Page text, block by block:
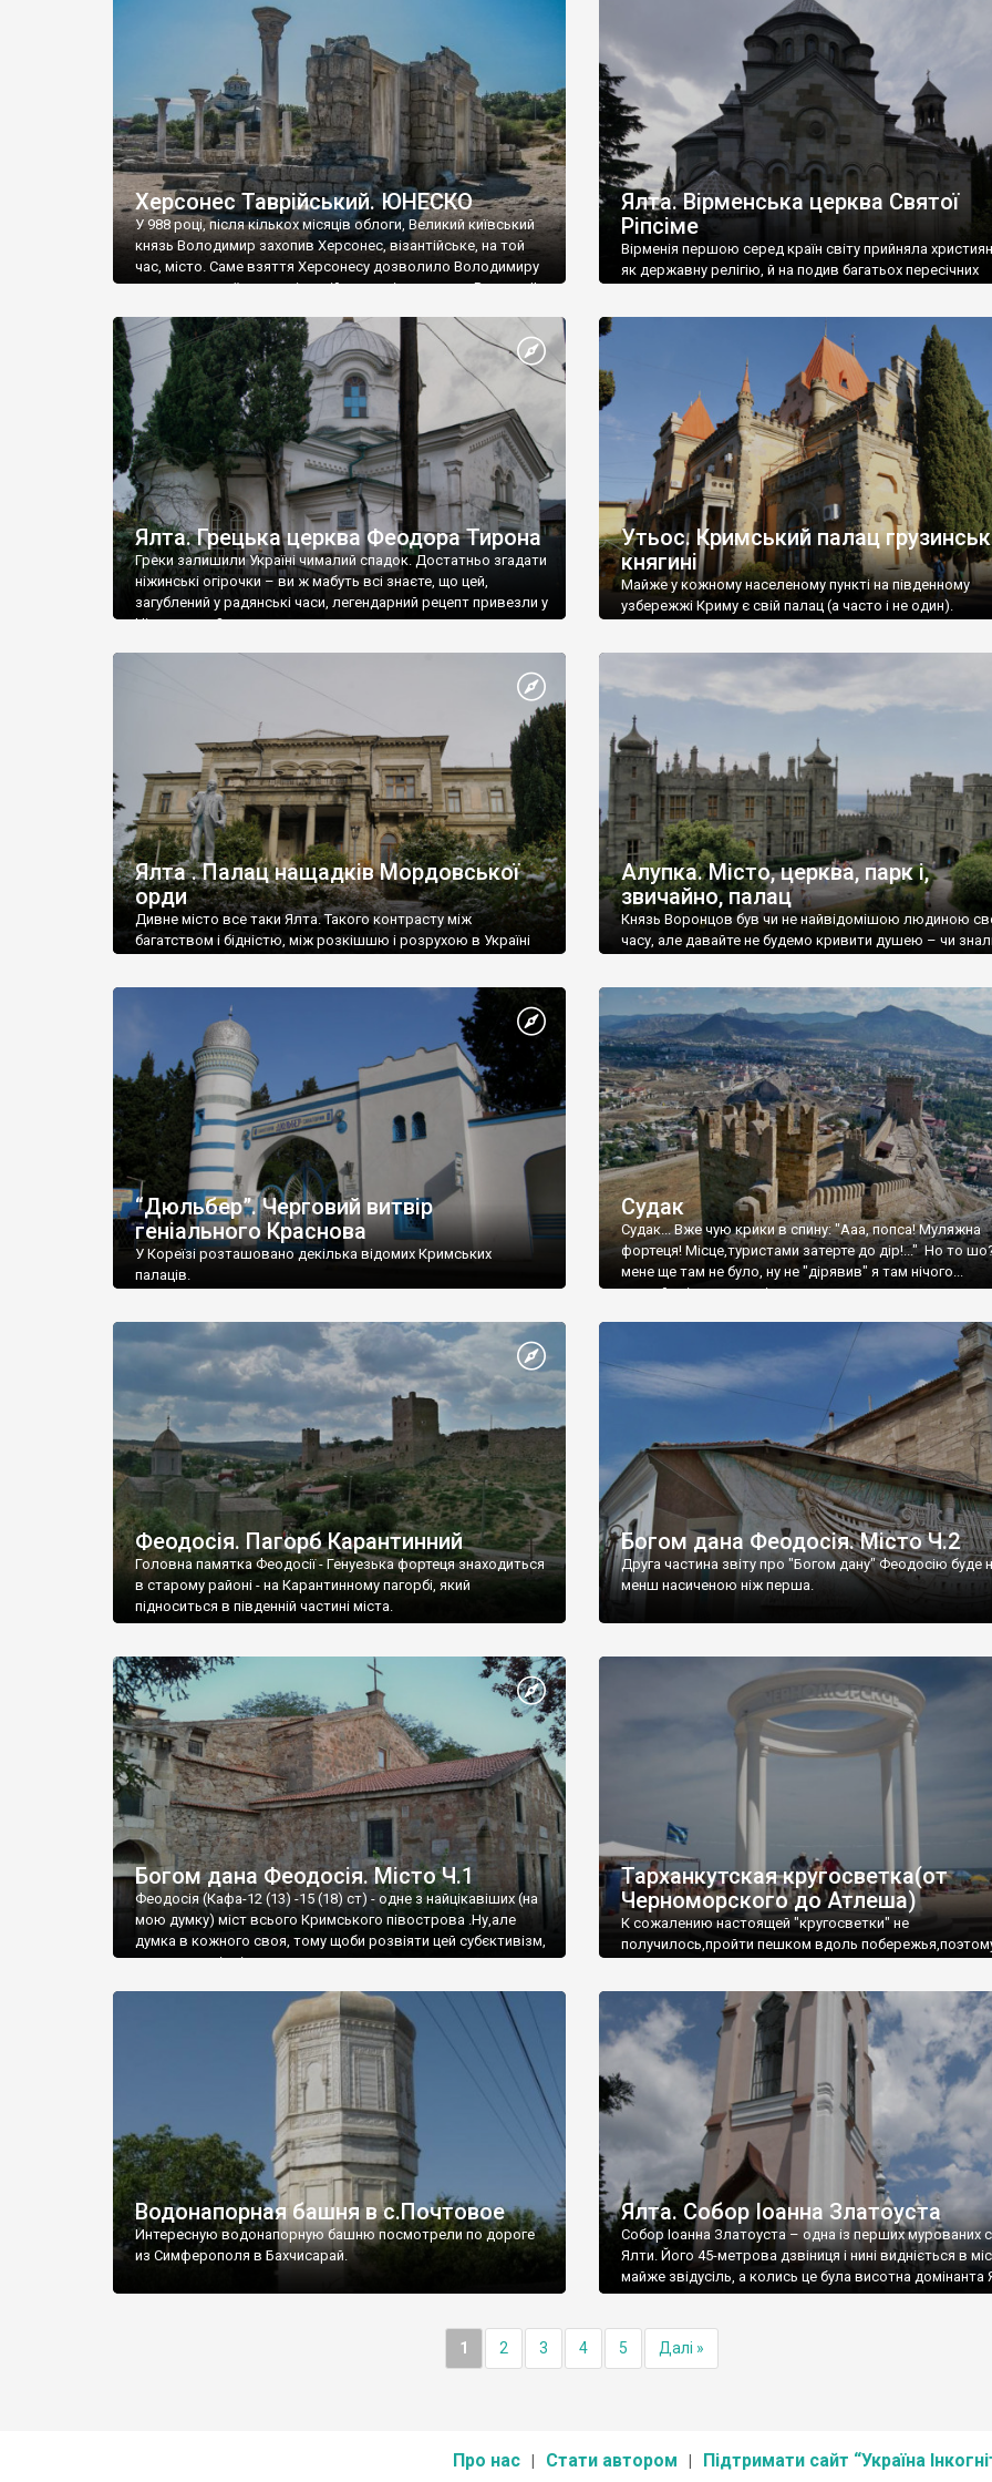
візантійської доби. Раритети викрадені з фондів об’єкту
культурної спадщини ЮНЕСКО «Херсонеса Таврійського».
Офіційно – на виставку «Золото Візантії», але експерти та
влада в Україні вважають це лише […]
називаються «повстяками» (postaki)…” “Вино. Крим
виробляє відмінне вино і його вдосталь: воно все
легке біле і дуже […]
Херсонес Таврійський. ЮНЕСКО
У 988 році, після кількох місяців облоги, Великий київський
князь Володимир захопив Херсонес, візантійське, на той
час, місто. Саме взяття Херсонесу дозволило Володимиру
диктувати свої умови візантійському імператору Василю ІІ,
Херсонесі Володимир-язичник, став Василем-
християнином. А потім було Хрещення Русі. На честь
Херсонесу Таврійського названо місто […]
Ялта. Вірменська церква Святої
Ріпсіме
Вірменія першою серед країн світу прийняла
як державну релігію, й на подив багатьох пересічних
Ялта. Грецька церква Феодора Тирона
Греки залишили Україні чималий спадок. Достатньо згадати
ніжинські огірочки – ви ж мабуть всі знаєте, що цей,
загублений у радянські часи, легендарний рецепт привезли у
Ніжин греки?
Утьос. Кримський палац
княгині
Майже у кожному населеному пункті на південному
узбережжі Криму є свій палац (а часто і не один).
Ялта . Палац нащадків Мордовської
орди
Дивне місто все таки Ялта. Такого контрасту між
багатством і бідністю, між розкішшю і розрухою в Україні
Алупка. Місто, церква, парк і,
звичайно, палац
Князь Воронцов був чи не найвідомішою людиною
часу, але давайте не будемо кривити душею – чи
“Дюльбер”. Черговий витвір
геніального Краснова
У Кореїзі розташовано декілька відомих Кримських
палаців.
Судак
Судак... Вже чую крики в спину: "Ааа, попса! Муляжна
фортеця! Місце,туристами затерте до дір!..." Но то
мене ще там не було, ну не "дірявив" я там нічого...
принаймні до цього літа.
Феодосія. Пагорб Карантинний
Головна памятка Феодосії - Генуезька фортеця знаходиться
в старому районі - на Карантинному пагорбі, який
підноситься в південній частині міста.
Богом дана Феодосія. Місто Ч.2
Друга частина звіту про "Богом дану" Феодосію буде
менш насиченою ніж перша.
Богом дана Феодосія. Місто Ч.1
Феодосія (Кафа-12 (13) -15 (18) ст) - одне з найцікавіших (на
мою думку) міст всього Кримського півострова .Ну,але
думка в кожного своя, тому щоби розвіяти цей субєктивізм,
запрошую відвідати це
Тарханкутская кругосветка(от
Черноморского до Атлеша)
К сожалению настоящей "кругосветки" не
получилось,пройти пешком вдоль
Водонапорная башня в с.Почтовое
Интересную водонапорную башню посмотрели по дороге
из Симферополя в Бахчисарай.
Ялта. Собор Іоанна Златоуста
Собор Іоанна Златоуста – одна із перших мурованих
Ялти. Його 45-метрова дзвіниця і нині видніється в
майже звідусіль, а колись це була висотна домінанта
1 2 3 4 5 Далі »
Про нас Стати автором Підтримати сайт “Україна